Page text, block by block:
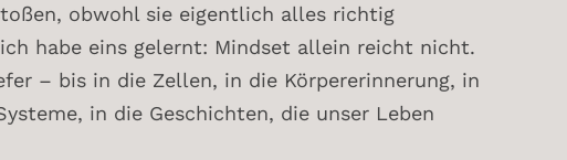
obwohl sie eigentlich alles richtig
habe eins gelernt: Mindset allein reicht nicht.
– bis in die Zellen, in die Körpererinnerung, in
in die Geschichten, die unser Leben